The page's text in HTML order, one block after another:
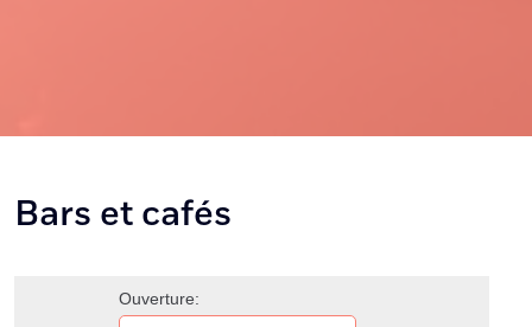
Bars et cafés
Ouverture: